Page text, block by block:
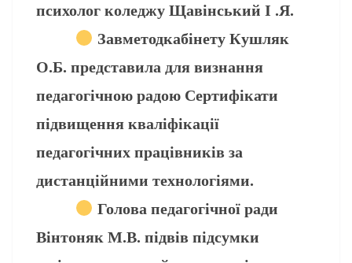
психолог коледжу Щавінський І .Я.
Завметодкабінету Кушляк
О.Б. представила для визнання
педагогічною радою Сертифікати
підвищення кваліфікації
педагогічних працівників за
дистанційними технологіями.
Голова педагогічної ради
Вінтоняк М.В. підвів підсумки